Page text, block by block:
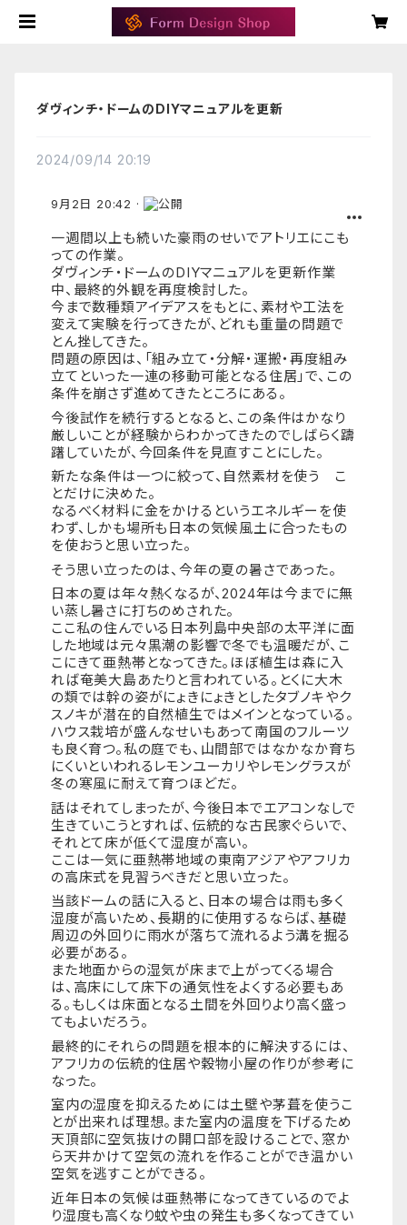
ダヴィンチ・ドームのDIYマニュアルを更新
2024/09/14 20:19
9月2日 20:42 · プライ
設定:
公開
一週間以上も続いた豪雨のせいでアトリエにこも
っての作業。
ダヴィンチ・ドームのDIYマニュアルを更新作業
中、最終的外観を再度検討した。
今まで数種類アイデアスをもとに、素材や工法を
変えて実験を行ってきたが、どれも重量の問題で
とん挫してきた。
問題の原因は、「組み立て・分解・運搬・再度組み
立てといった一連の移動可能となる住居」で、この
条件を崩さず進めてきたところにある。
今後試作を続行するとなると、この条件はかなり
厳しいことが経験からわかってきたのでしばらく躊
躇していたが、今回条件を見直すことにした。
新たな条件は一つに絞って、自然素材を使う こ
とだけに決めた。
なるべく材料に金をかけるというエネルギーを使
わず、しかも場所も日本の気候風土に合ったもの
を使おうと思い立った。
そう思い立ったのは、今年の夏の暑さであった。
日本の夏は年々熱くなるが、2024年は今までに無
い蒸し暑さに打ちのめされた。
ここ私の住んでいる日本列島中央部の太平洋に面
した地域は元々黒潮の影響で冬でも温暖だが、こ
こにきて亜熱帯となってきた。ほぼ植生は森に入
れば奄美大島あたりと言われている。とくに大木
の類では幹の姿がにょきにょきとしたタブノキやク
スノキが潜在的自然植生ではメインとなっている。
ハウス栽培が盛んなせいもあって南国のフルーツ
も良く育つ。私の庭でも、山間部ではなかなか育ち
にくいといわれるレモンユーカリやレモングラスが
冬の寒風に耐えて育つほどだ。
話はそれてしまったが、今後日本でエアコンなしで
生きていこうとすれば、伝統的な古民家ぐらいで、
それとて床が低くて湿度が高い。
ここは一気に亜熱帯地域の東南アジアやアフリカ
の高床式を見習うべきだと思い立った。
当該ドームの話に入ると、日本の場合は雨も多く
湿度が高いため、長期的に使用するならば、基礎
周辺の外回りに雨水が落ちて流れるよう溝を掘る
必要がある。
また地面からの湿気が床まで上がってくる場合
は、高床にして床下の通気性をよくする必要もあ
る。もしくは床面となる土間を外回りより高く盛っ
てもよいだろう。
最終的にそれらの問題を根本的に解決するには、
アフリカの伝統的住居や穀物小屋の作りが参考に
なった。
室内の湿度を抑えるためには土壁や茅葺を使うこ
とが出来れば理想。また室内の温度を下げるため
天頂部に空気抜けの開口部を設けることで、窓か
ら天井かけて空気の流れを作ることができ温かい
空気を逃すことができる。
近年日本の気候は亜熱帯になってきているのでよ
り湿度も高くなり蚊や虫の発生も多くなってきてい